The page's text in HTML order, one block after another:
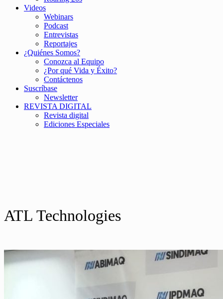
Videos
Webinars
Podcast
Entrevistas
Reportajes
¿Quiénes Somos?
Conozca al Equipo
¿Por qué Vida y Éxito?
Contáctenos
Suscríbase
Newsletter
REVISTA DIGITAL
Revista digital
Ediciones Especiales
ATL Technologies